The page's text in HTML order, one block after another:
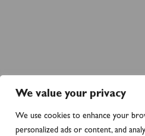
We value your privacy
We use cookies to enhance your
personalized ads or content, and